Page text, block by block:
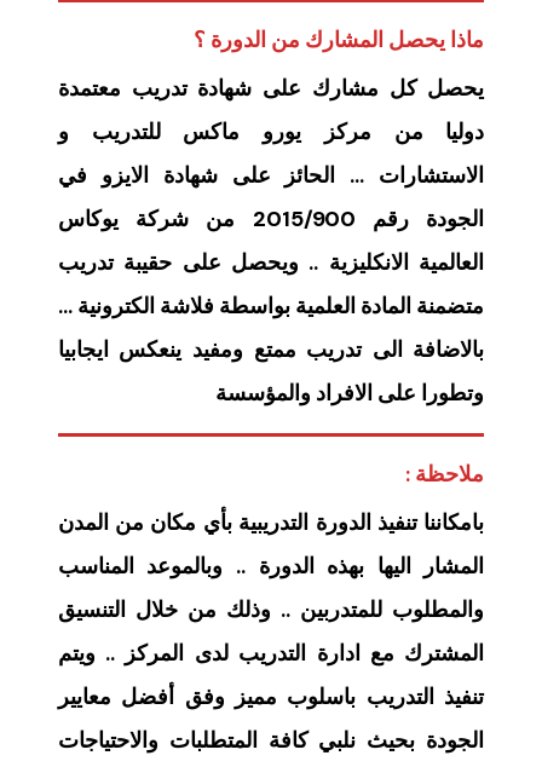
ماذا يحصل المشارك من الدورة ؟
يحصل كل مشارك على شهادة تدريب معتمدة
دوليا من مركز يورو ماكس للتدريب و
الاستشارات … الحائز على شهادة الايزو في
الجودة رقم 2015/900 من شركة يوكاس
العالمية الانكليزية .. ويحصل على حقيبة تدريب
متضمنة المادة العلمية بواسطة فلاشة الكترونية …
بالاضافة الى تدريب ممتع ومفيد ينعكس ايجابيا
وتطورا على الافراد والمؤسسة
ملاحظة :
بامكاننا تنفيذ الدورة التدريبية بأي مكان من المدن
المشار اليها بهذه الدورة .. وبالموعد المناسب
والمطلوب للمتدربين .. وذلك من خلال التنسيق
المشترك مع ادارة التدريب لدى المركز .. ويتم
تنفيذ التدريب باسلوب مميز وفق أفضل معايير
الجودة بحيث نلبي كافة المتطلبات والاحتياجات